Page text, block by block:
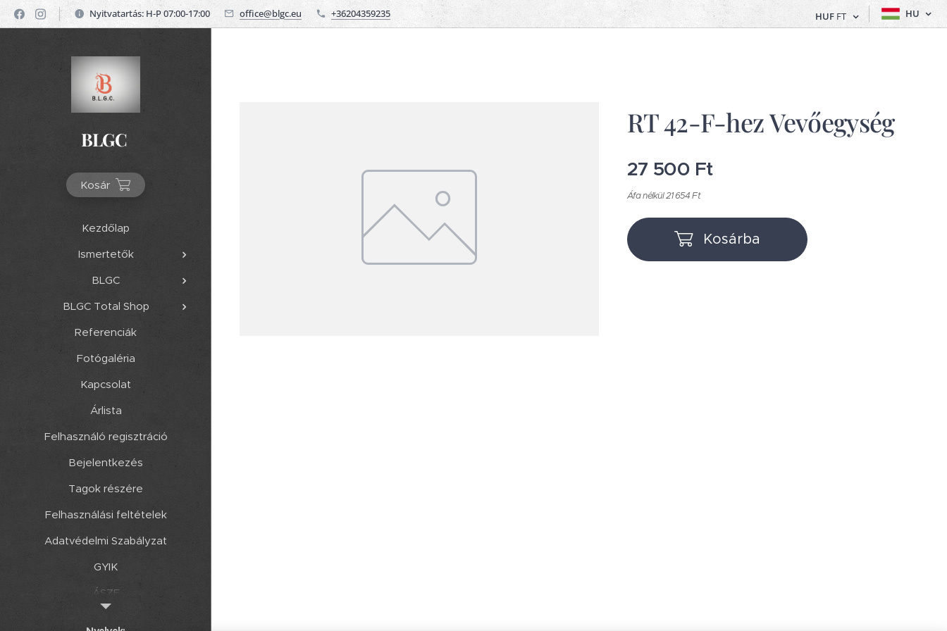
Nyitvatartás: H-P 07:00-17:00 office@blgc.eu +36204359235 HUFFT HU
BLGC
Kosár
Kezdőlap
Ismertetők
BLGC
BLGC Total Shop
Referenciák
Fotógaléria
Kapcsolat
Árlista
Felhasználó regisztráció
Bejelentkezés
Tagok részére
Felhasználási feltételek
Adatvédelmi Szabályzat
GYIK
ÁSZF
RT 42-F-hez Vevőegység
27 500Ft
Áfa nélkül 21 654 Ft
Kosárba